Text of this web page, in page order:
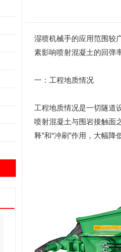
湿喷机械手的应用范围较
素影响喷射混凝土的回弹
一：工程地质情况
工程地质情况是一切隧道
喷射混凝土与围岩接触面
释”和“冲刷”作用，大幅降